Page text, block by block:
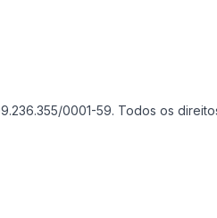
0001-59. Todos os